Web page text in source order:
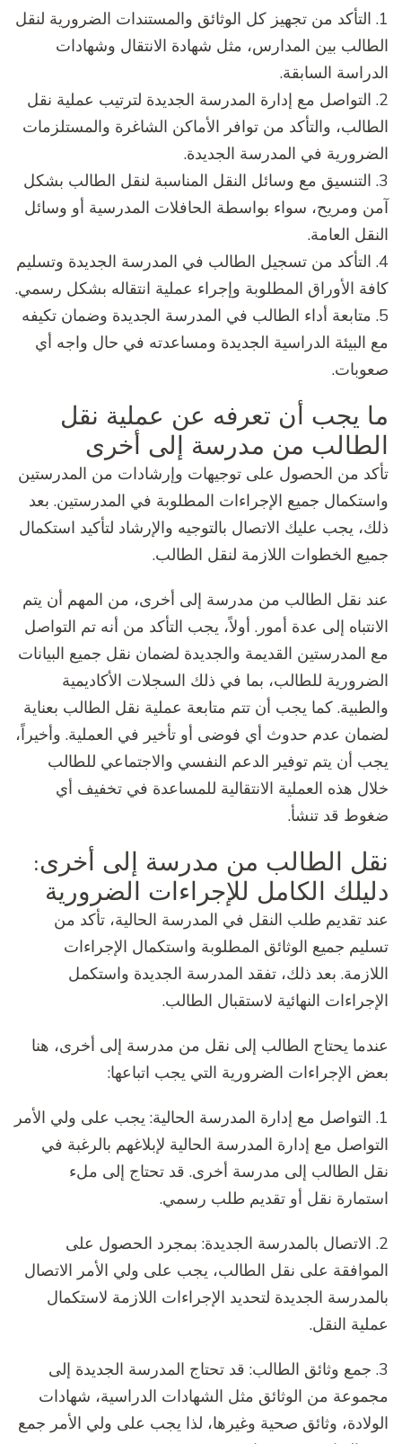
1. التأكد من تجهيز كل الوثائق والمستندات الضرورية لنقل
الطالب بين المدارس، مثل شهادة الانتقال وشهادات
الدراسة السابقة.
2. التواصل مع إدارة المدرسة الجديدة لترتيب عملية نقل
الطالب، والتأكد من توافر الأماكن الشاغرة والمستلزمات
الضرورية في المدرسة الجديدة.
3. التنسيق مع وسائل النقل المناسبة لنقل الطالب بشكل
آمن ومريح، سواء بواسطة الحافلات المدرسية أو وسائل
النقل العامة.
4. التأكد من تسجيل الطالب في المدرسة الجديدة وتسليم
كافة الأوراق المطلوبة وإجراء عملية انتقاله بشكل رسمي.
5. متابعة أداء الطالب في المدرسة الجديدة وضمان تكيفه
مع البيئة الدراسية الجديدة ومساعدته في حال واجه أي
صعوبات.
ما يجب أن تعرفه عن عملية نقل
الطالب من مدرسة إلى أخرى
تأكد من الحصول على توجيهات وإرشادات من المدرستين
واستكمال جميع الإجراءات المطلوبة في المدرستين. بعد
ذلك، يجب عليك الاتصال بالتوجيه والإرشاد لتأكيد استكمال
جميع الخطوات اللازمة لنقل الطالب.
عند نقل الطالب من مدرسة إلى أخرى، من المهم أن يتم
الانتباه إلى عدة أمور. أولاً، يجب التأكد من أنه تم التواصل
مع المدرستين القديمة والجديدة لضمان نقل جميع البيانات
الضرورية للطالب، بما في ذلك السجلات الأكاديمية
والطبية. كما يجب أن تتم متابعة عملية نقل الطالب بعناية
لضمان عدم حدوث أي فوضى أو تأخير في العملية. وأخيراً،
يجب أن يتم توفير الدعم النفسي والاجتماعي للطالب
خلال هذه العملية الانتقالية للمساعدة في تخفيف أي
ضغوط قد تنشأ.
نقل الطالب من مدرسة إلى أخرى:
دليلك الكامل للإجراءات الضرورية
عند تقديم طلب النقل في المدرسة الحالية، تأكد من
تسليم جميع الوثائق المطلوبة واستكمال الإجراءات
اللازمة. بعد ذلك، تفقد المدرسة الجديدة واستكمل
الإجراءات النهائية لاستقبال الطالب.
عندما يحتاج الطالب إلى نقل من مدرسة إلى أخرى، هنا
بعض الإجراءات الضرورية التي يجب اتباعها:
1. التواصل مع إدارة المدرسة الحالية: يجب على ولي الأمر
التواصل مع إدارة المدرسة الحالية لإبلاغهم بالرغبة في
نقل الطالب إلى مدرسة أخرى. قد تحتاج إلى ملء
استمارة نقل أو تقديم طلب رسمي.
2. الاتصال بالمدرسة الجديدة: بمجرد الحصول على
الموافقة على نقل الطالب، يجب على ولي الأمر الاتصال
بالمدرسة الجديدة لتحديد الإجراءات اللازمة لاستكمال
عملية النقل.
3. جمع وثائق الطالب: قد تحتاج المدرسة الجديدة إلى
مجموعة من الوثائق مثل الشهادات الدراسية، شهادات
الولادة، وثائق صحية وغيرها، لذا يجب على ولي الأمر جمع